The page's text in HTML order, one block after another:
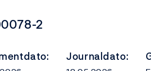
2
Journaldato: